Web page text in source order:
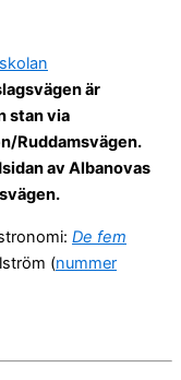
är
stan via
Ruddamsvägen.
av Albanovas
De fem
(nummer